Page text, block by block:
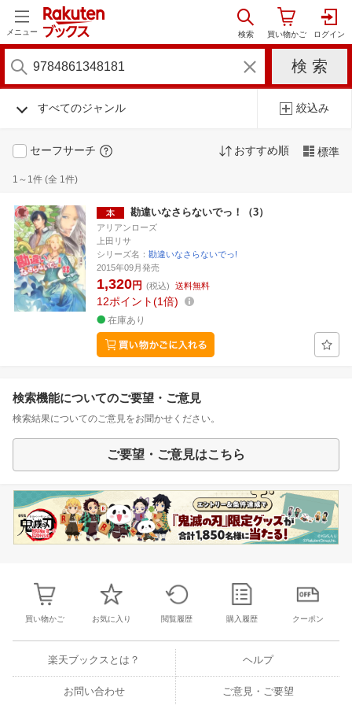
メニュー
すべてのジャンル 絞込み
セーフサーチ おすすめ順 標準
1～1件 (全 1件)
勘違いなさらないでっ！（3）
アリアンローズ
上田リサ
シリーズ名： 勘違いなさらないでっ!
2015年09月発売
1,320円 (税込) 送料無料
12ポイント 1倍
在庫あり
検索機能についてのご要望・ご意見
検索結果についてのご意見をお聞かせください。
ご要望・ご意見はこちら
買い物かご お気に入り 閲覧履歴 購入履歴 クーポン
楽天ブックスとは？ ヘルプ
お問い合わせ ご意見・ご要望